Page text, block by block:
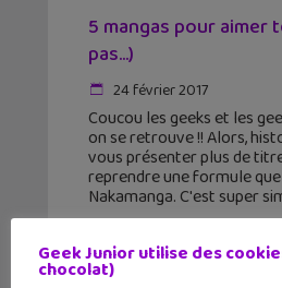
5 mangas pour aimer
pas…)
24 février 2017
Coucou les geeks et les
on se retrouve !! Alors,
vous présenter plus de
reprendre une formule
Nakamanga. C'est super
Geek Junior utilise des
chocolat)